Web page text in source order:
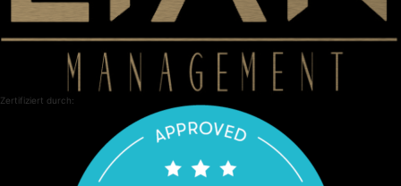
Zertifiziert durch: